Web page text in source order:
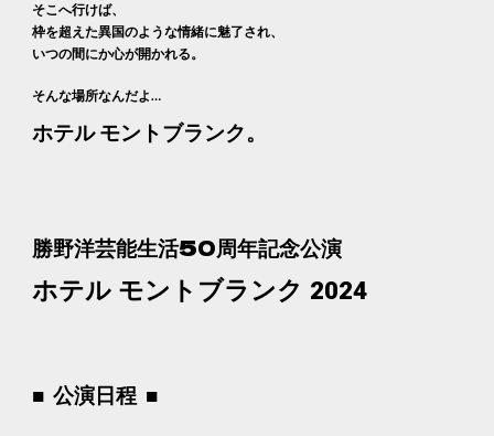
そこへ行けば、
枠を超えた異国のような情緒に魅了され、
いつの間にか心が開かれる。
そんな場所なんだよ…
ホテル モントブランク。
勝野洋芸能生活50周年記念公演
ホテル モントブランク 2024
■ 公演日程 ■